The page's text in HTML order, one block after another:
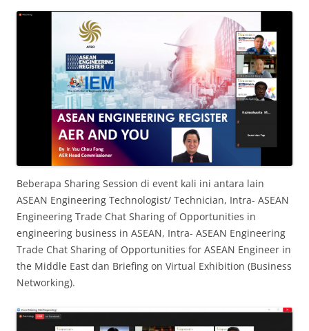
Beberapa Sharing Session di event kali ini antara lain
ASEAN Engineering Technologist/ Technician, Intra- ASEAN
Engineering Trade Chat Sharing of Opportunities in
engineering business in ASEAN, Intra- ASEAN Engineering
Trade Chat Sharing of Opportunities for ASEAN Engineer in
the Middle East dan Briefing on Virtual Exhibition (Business
Networking).